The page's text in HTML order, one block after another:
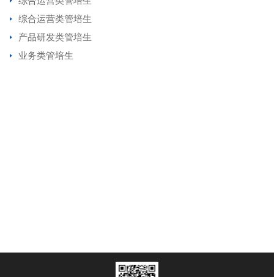
综合运营类管培生
产品研发类管培生
业务类管培生